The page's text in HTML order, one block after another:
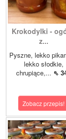
Krokodylki -
z...
Pyszne, lekko
lekko słodkie,
chrupiące,... ⇖
Zobacz przepis!